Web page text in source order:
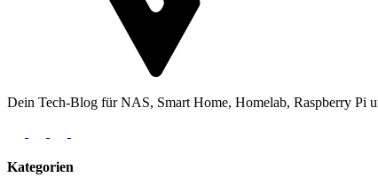
Dein Tech-Blog für NAS, Smart Home, Homelab, Raspberry Pi
Kategorien